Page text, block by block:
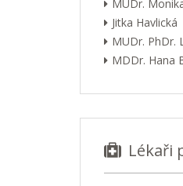
MUDr.
Jitka Havlická
MUDr. PhDr.
MDDr. Hana
Lékaři